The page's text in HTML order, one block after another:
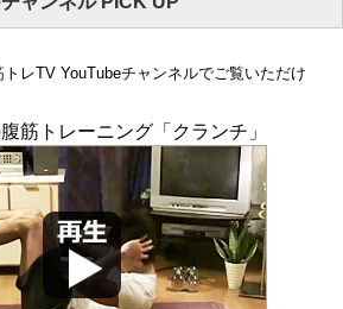
レTV YouTubeチャンネルでご覧いただけ
筋トレーニング「クランチ」